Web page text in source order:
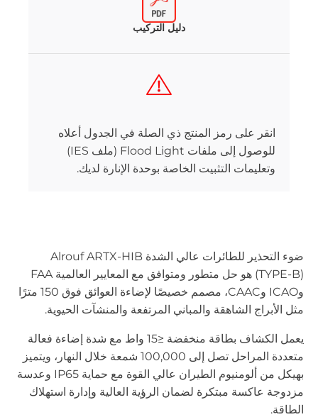
دليل التركيب
انقر على رمز المنتج ذي الصلة في الجدول أعلاه
للوصول إلى ملفات Flood Light (ملف IES)
وتعليمات التثبيت الخاصة بوحدة الإنارة لديك.
ضوء التحذير للطائرات عالي الشدة Alrouf ARTX-HIB
(TYPE-B) هو حل متطور ومتوافق مع المعايير العالمية FAA
وICAO وCAAC، مصمم خصيصًا لإضاءة العوائق فوق 150 مترًا
مثل الأبراج الشاهقة والمباني المرتفعة والمنشآت الحيوية.
يعمل الكشاف بطاقة منخفضة ≤15 واط مع شدة إضاءة فعالة
متعددة المراحل تصل إلى 100,000 شمعة خلال النهار، ويتميز
بهيكل من ألومنيوم الطيران عالي القوة مع حماية IP65 وعدسة
مزدوجة عاكسة مبتكرة لضمان الرؤية العالية وإدارة استهلاك
الطاقة.